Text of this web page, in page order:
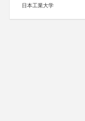
日本工業大学